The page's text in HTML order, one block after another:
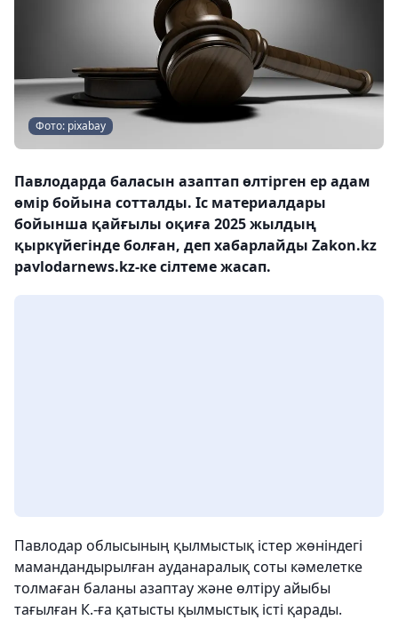
Фото: pixabay
Павлодарда баласын азаптап өлтірген ер адам
өмір бойына сотталды. Іс материалдары
бойынша қайғылы оқиға 2025 жылдың
қыркүйегінде болған, деп хабарлайды Zakon.kz
pavlodarnews.kz-ке сілтеме жасап.
Павлодар облысының қылмыстық істер жөніндегі
мамандандырылған ауданаралық соты кәмелетке
толмаған баланы азаптау және өлтіру айыбы
тағылған К.-ға қатысты қылмыстық істі қарады.